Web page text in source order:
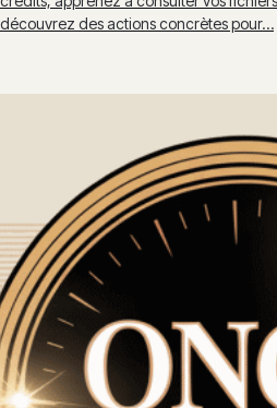
découvrez des actions concrètes pour…